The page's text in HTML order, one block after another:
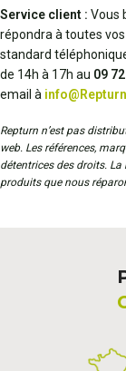
Service client : Vous
répondra à toutes
standard
de 14h à 17h au 09
email à
Repturn n’est pas
web. Les références,
détentrices des droits.
produits que nous